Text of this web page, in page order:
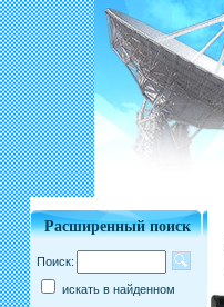
Расширенный поиск
Поиск:
искать в найденном